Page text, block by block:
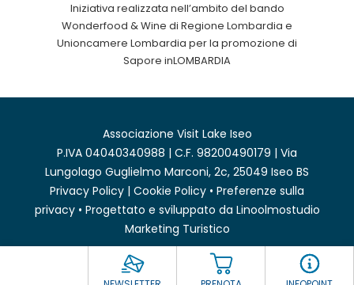
Iniziativa realizzata nell’ambito del bando
Wonderfood & Wine di Regione Lombardia e
Unioncamere Lombardia per la promozione di
Sapore inLOMBARDIA
Associazione Visit Lake Iseo
P.IVA 04040340988 | C.F. 98200490179 | Via
Lungolago Guglielmo Marconi, 2c, 25049 Iseo BS
Privacy Policy | Cookie Policy • Preferenze sulla
privacy• Progettato e sviluppato da Linoolmostudio
Marketing Turistico